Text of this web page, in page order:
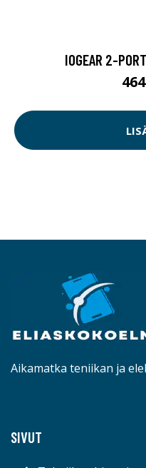
IOGEAR 2-
Aikamatka teniikan ja
SIVUT